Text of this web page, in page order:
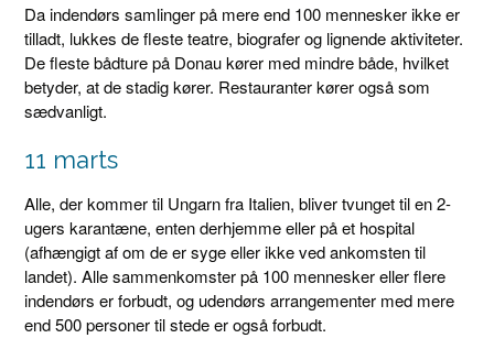
Da indendørs samlinger på mere end 100 mennesker ikke er
tilladt, lukkes de fleste teatre, biografer og lignende aktiviteter.
De fleste bådture på Donau kører med mindre både, hvilket
betyder, at de stadig kører. Restauranter kører også som
sædvanligt.
11 marts
Alle, der kommer til Ungarn fra Italien, bliver tvunget til en 2-
ugers karantæne, enten derhjemme eller på et hospital
(afhængigt af om de er syge eller ikke ved ankomsten til
landet). Alle sammenkomster på 100 mennesker eller flere
indendørs er forbudt, og udendørs arrangementer med mere
end 500 personer til stede er også forbudt.